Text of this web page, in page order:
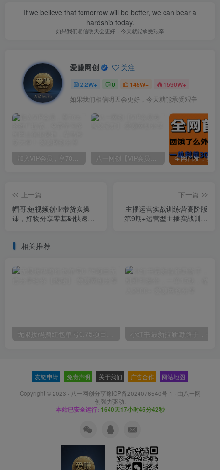
If we believe that tomorrow will be better, we can bear a
hardship today.
如果我们相信明天会更好，今天就能承受艰辛
爱赚网创 关注
2.2W+ 0 145W+ 1590W+
如果我们相信明天会更好，今天就能承受艰辛
加入VIP会员，享70%的推广提成，免费学习多种网上创业课程，菜鸟秒变大神！ 八一网创【VIP会员专属交流群】
上一篇
帽哥:短视频创业带货实操
课，好物分享零基础快速起
下一篇
主播运营实战训练营高阶版
第9期+运营型主播实战训练
相关推荐
无限接码撸红包单号0.75项目无偿分享给你【揭秘】
友链申请 免责声明 关于我们 广告合作 网站地图
Copyright © 2023 · 八一网创分享豫ICP备2024076540号-1 · 由八一网
创强力驱动.
本站已安全运行: 1640天17小时45分43秒